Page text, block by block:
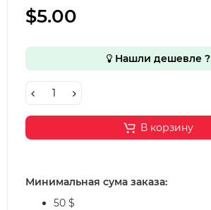
$5.00
Нашли дешевле ?
В корзину
Минимальная сума заказа:
50 $